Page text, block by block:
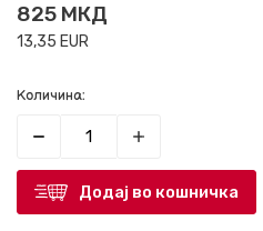
825 МКД
13,35 EUR
Количина:
Додај во кошничка